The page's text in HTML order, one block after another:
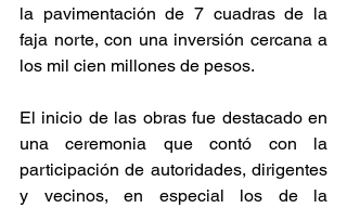
la pavimentación de 7 cuadras de la
faja norte, con una inversión cercana a
los mil cien millones de pesos.
El inicio de las obras fue destacado en
una ceremonia que contó con la
participación de autoridades, dirigentes
y vecinos, en especial los de la